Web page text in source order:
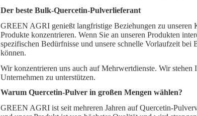
Der beste Bulk-Quercetin-Pulverlieferant
GREEN AGRI genießt langfristige Beziehungen zu
Produkte konzentrieren. Wenn Sie an unseren Produkten
spezifischen Bedürfnisse und unsere schnelle Vorlaufzeit bei
können.
Wir konzentrieren uns auch auf Mehrwertdienste. Wir
Unternehmen zu unterstützen.
Warum Quercetin-Pulver in großen Mengen wählen?
GREEN AGRI ist seit mehreren Jahren auf Quercetin-